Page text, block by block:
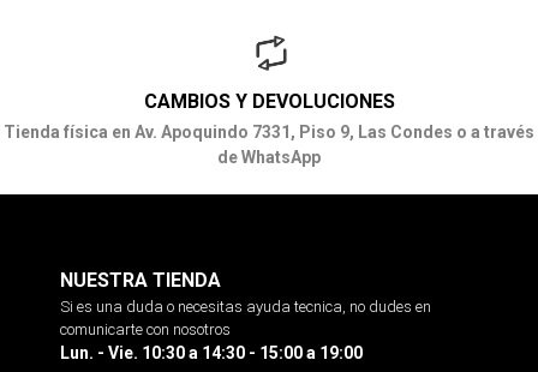
CAMBIOS Y DEVOLUCIONES
Tienda física en Av. Apoquindo 7331, Piso 9, Las Condes o a través
de WhatsApp
NUESTRA TIENDA
Si es una duda o necesitas ayuda tecnica, no dudes en
comunicarte con nosotros
Lun. - Vie. 10:30 a 14:30 - 15:00 a 19:00